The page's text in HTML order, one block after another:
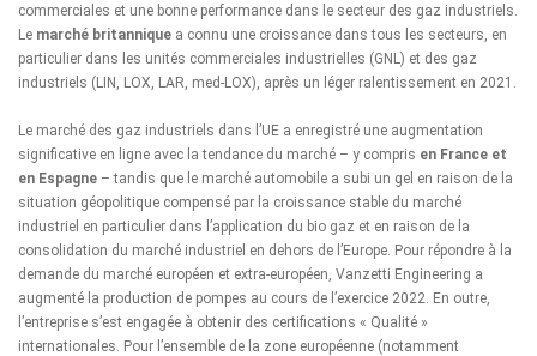
commerciales et une bonne performance dans le secteur des gaz industriels.
Le marché britannique a connu une croissance dans tous les secteurs, en
particulier dans les unités commerciales industrielles (GNL) et des gaz
industriels (LIN, LOX, LAR, med-LOX), après un léger ralentissement en 2021.
Le marché des gaz industriels dans l’UE a enregistré une augmentation
significative en ligne avec la tendance du marché – y compris en France et
en Espagne – tandis que le marché automobile a subi un gel en raison de la
situation géopolitique compensé par la croissance stable du marché
industriel en particulier dans l’application du bio gaz et en raison de la
consolidation du marché industriel en dehors de l’Europe. Pour répondre à la
demande du marché européen et extra-européen, Vanzetti Engineering a
augmenté la production de pompes au cours de l’exercice 2022. En outre,
l’entreprise s’est engagée à obtenir des certifications « Qualité »
internationales. Pour l’ensemble de la zone européenne (notamment